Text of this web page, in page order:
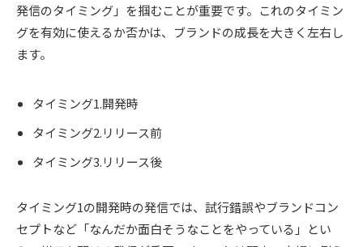
発信のタイミング」を掴むことが重要です。これのタイミン
グを有効に使えるか否かは、ブランドの成長を大きく左右し
ます。
タイミング1.開発時
タイミング2.リリース前
タイミング3.リリース後
タイミング1の開発時の発信では、試行錯誤やブランドコン
セプトなど「なんだか面白そうなことをやっている」とい